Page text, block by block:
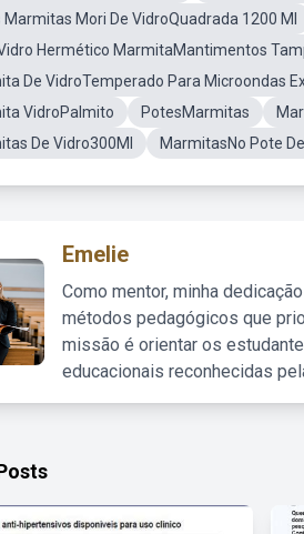
Marmitas Mori De VidroQuadrada 1200 Ml
Hermético MarmitaMantimentos
De VidroTemperado Para Microondas
VidroPalmito
PotesMarmitas
De Vidro300Ml
MarmitasNo Pote
Emelie
Como mentor, minha
métodos pedagógicos que
missão é orientar os
educacionais reconhecidas